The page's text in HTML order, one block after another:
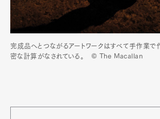
完成品へとつながるアートワークはすべて手作業で
密な計算がなされている。 © The Macallan